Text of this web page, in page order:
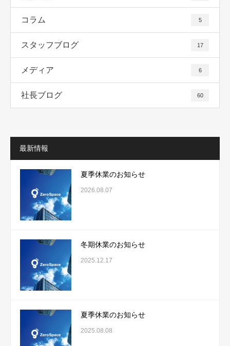
コラム 5
スタッフブログ 17
メディア 6
社長ブログ 60
最新情報
夏季休業のお知らせ
2026.08.07
冬期休業のお知らせ
2025.12.17
夏季休業のお知らせ
2025.08.08